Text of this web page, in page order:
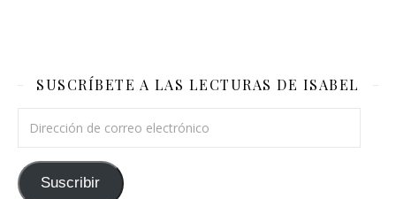
SUSCRÍBETE A LAS LECTURAS DE ISABEL
Suscribir